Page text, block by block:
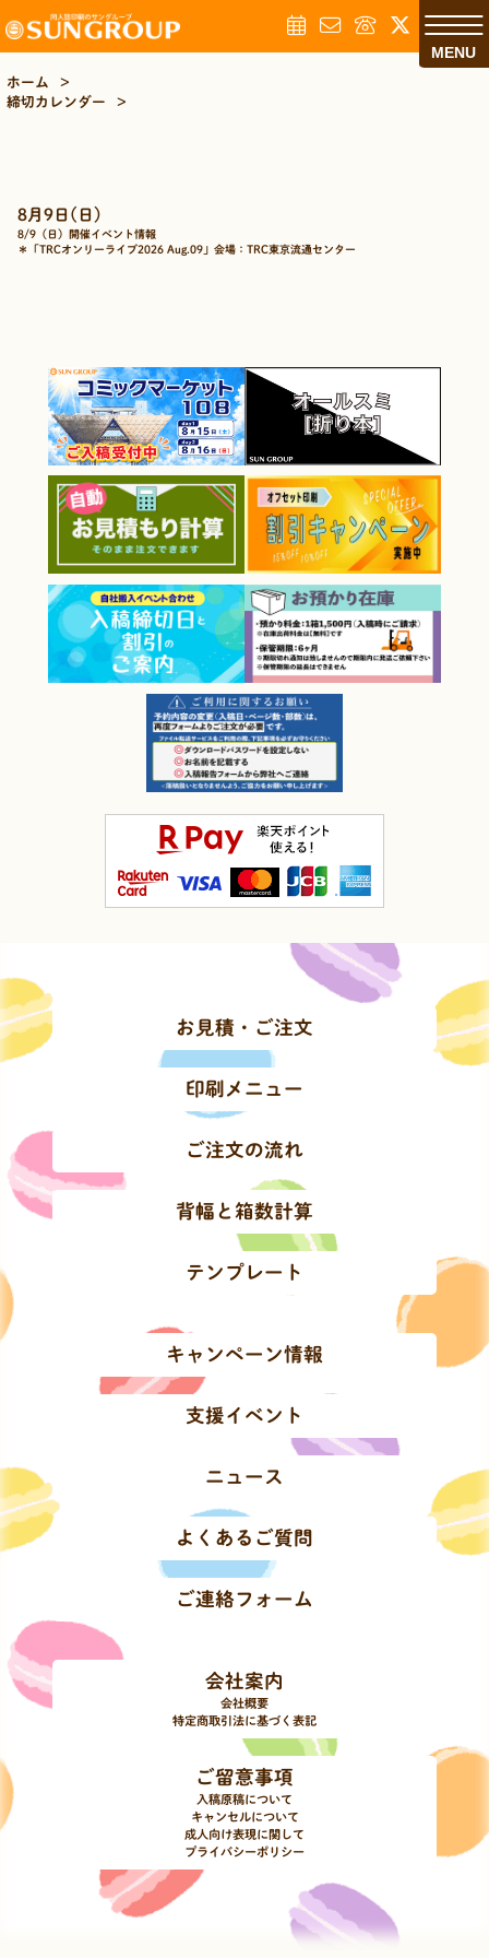
MENU
ホーム
>
締切カレンダー
>
8月9日(日)
8/9（日）開催イベント情報
＊「TRCオンリーライブ2026 Aug.09」会場：TRC東京流通センター
お見積・ご注文
印刷メニュー
ご注文の流れ
背幅と箱数計算
テンプレート
キャンペーン情報
支援イベント
ニュース
よくあるご質問
ご連絡フォーム
会社案内
会社概要
特定商取引法に基づく表記
ご留意事項
入稿原稿について
キャンセルについて
成人向け表現に関して
プライバシーポリシー